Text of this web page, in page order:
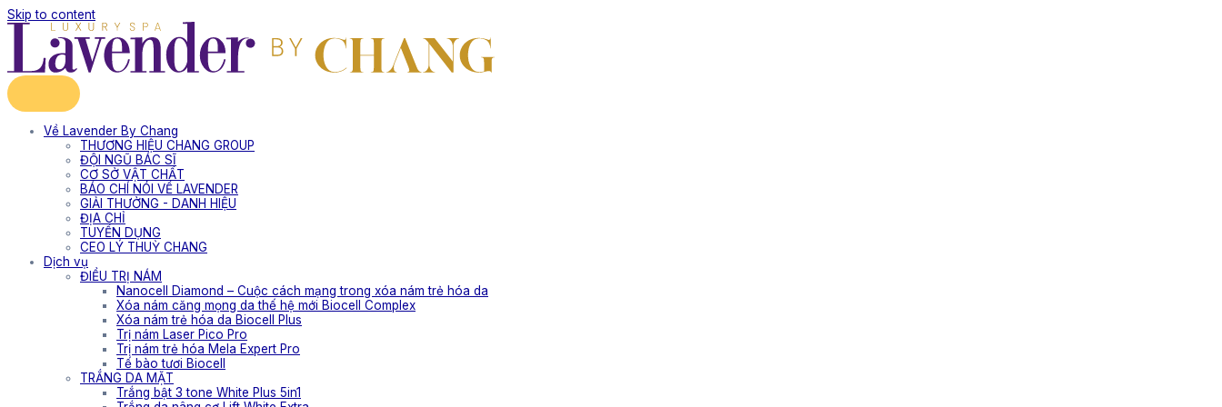
Skip to content
Về Lavender By Chang
THƯƠNG HIỆU CHANG GROUP
ĐỘI NGŨ BÁC SĨ
CƠ SỞ VẬT CHẤT
BÁO CHÍ NÓI VỀ LAVENDER
GIẢI THƯỞNG - DANH HIỆU
ĐỊA CHỈ
TUYỂN DỤNG
CEO LÝ THUỲ CHANG
Dịch vụ
ĐIỀU TRỊ NÁM
Nanocell Diamond – Cuộc cách mạng trong xóa nám trẻ hóa da
Xóa nám căng mọng da thế hệ mới Biocell Complex
Xóa nám trẻ hóa da Biocell Plus
Trị nám Laser Pico Pro
Trị nám trẻ hóa Mela Expert Pro
Tế bào tươi Biocell
TRẮNG DA MẶT
Trắng bật 3 tone White Plus 5in1